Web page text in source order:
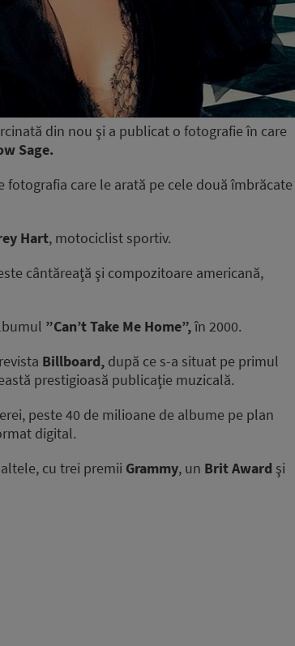
din nou şi a publicat o fotografie în care
Sage.
fotografia care le arată pe cele două îmbrăcate
Hart, motociclist sportiv.
cântăreaţă şi compozitoare americană,
”Can’t Take Me Home”,în 2000.
Billboard, după ce s-a situat pe primul
prestigioasă publicaţie muzicală.
peste 40 de milioane de albume pe plan
digital.
cu trei premii Grammy, un Brit Award şi